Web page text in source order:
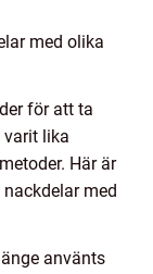
med olika
för att ta
varit lika
Här är
med
använts